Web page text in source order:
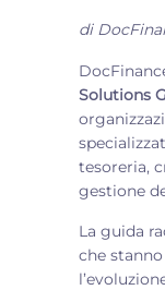
di
Solutions
tesoreria,
gestione
La guida
che